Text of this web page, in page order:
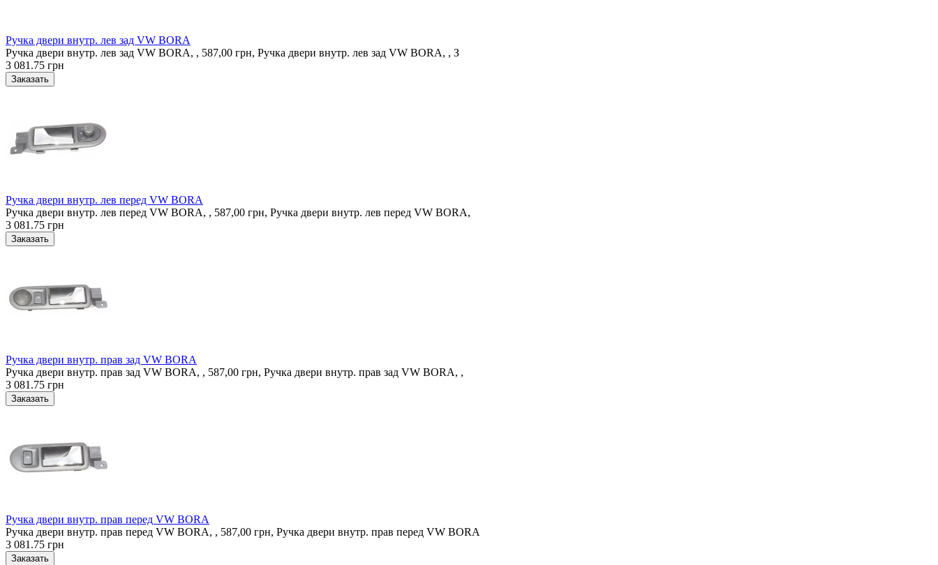
Ручка двери внутр. лев зад VW BORA
Ручка двери внутр. лев зад VW BORA, , 587,00 грн, Ручка двери внутр. лев зад VW BORA, , З
3 081.75 грн
Ручка двери внутр. лев перед VW BORA
Ручка двери внутр. лев перед VW BORA, , 587,00 грн, Ручка двери внутр. лев перед VW BORA,
3 081.75 грн
Ручка двери внутр. прав зад VW BORA
Ручка двери внутр. прав зад VW BORA, , 587,00 грн, Ручка двери внутр. прав зад VW BORA, ,
3 081.75 грн
Ручка двери внутр. прав перед VW BORA
Ручка двери внутр. прав перед VW BORA, , 587,00 грн, Ручка двери внутр. прав перед VW BORA
3 081.75 грн